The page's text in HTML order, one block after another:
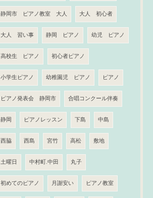
静岡市 ピアノ教室 大人 大人 初心者
大人 習い事 静岡 ピアノ 幼児 ピアノ
高校生 ピアノ 初心者ピアノ
小学生ピアノ 幼稚園児 ピアノ ピアノ
ピアノ発表会 静岡市 合唱コンクール伴奏
静岡 ピアノレッスン 下島 中島
西脇 西島 宮竹 高松 敷地
土曜日 中村町.中田 丸子
初めてのピアノ 月謝安い ピアノ教室